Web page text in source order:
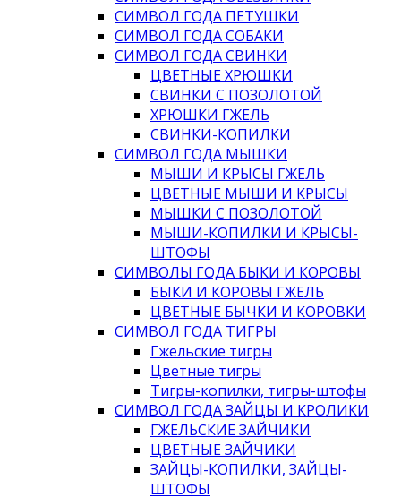
СИМВОЛ ГОДА ПЕТУШКИ
СИМВОЛ ГОДА СОБАКИ
СИМВОЛ ГОДА СВИНКИ
ЦВЕТНЫЕ ХРЮШКИ
СВИНКИ С ПОЗОЛОТОЙ
ХРЮШКИ ГЖЕЛЬ
СВИНКИ-КОПИЛКИ
СИМВОЛ ГОДА МЫШКИ
МЫШИ И КРЫСЫ ГЖЕЛЬ
ЦВЕТНЫЕ МЫШИ И КРЫСЫ
МЫШКИ С ПОЗОЛОТОЙ
МЫШИ-КОПИЛКИ И КРЫСЫ-
ШТОФЫ
СИМВОЛЫ ГОДА БЫКИ И КОРОВЫ
БЫКИ И КОРОВЫ ГЖЕЛЬ
ЦВЕТНЫЕ БЫЧКИ И КОРОВКИ
СИМВОЛ ГОДА ТИГРЫ
Гжельские тигры
Цветные тигры
Тигры-копилки, тигры-штофы
СИМВОЛ ГОДА ЗАЙЦЫ И КРОЛИКИ
ГЖЕЛЬСКИЕ ЗАЙЧИКИ
ЦВЕТНЫЕ ЗАЙЧИКИ
ЗАЙЦЫ-КОПИЛКИ, ЗАЙЦЫ-
ШТОФЫ